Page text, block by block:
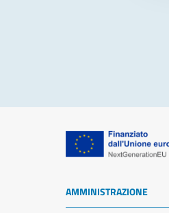
AMMINISTRAZIONE